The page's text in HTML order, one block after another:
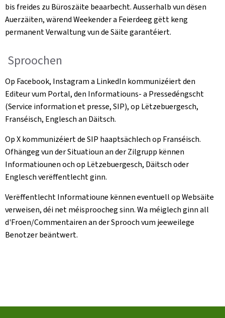
bis freides zu Büroszäite beaarbecht. Ausserhalb vun dësen
Auerzäiten, wärend Weekender a Feierdeeg gëtt keng
permanent Verwaltung vun de Säite garantéiert.
Sproochen
Op Facebook, Instagram a LinkedIn kommunizéiert den
Editeur vum Portal, den Informatiouns- a Pressedéngscht
(Service information et presse, SIP), op Lëtzebuergesch,
Franséisch, Englesch an Däitsch.
Op X kommunizéiert de SIP haaptsächlech op Franséisch.
Ofhängeg vun der Situatioun an der Zilgrupp kënnen
Informatiounen och op Lëtzebuergesch, Däitsch oder
Englesch verëffentlecht ginn.
Verëffentlecht Informatioune kënnen eventuell op Websäite
verweisen, déi net méisproocheg sinn. Wa méiglech ginn all
d'Froen/Commentairen an der Sprooch vum jeeweilege
Benotzer beäntwert.